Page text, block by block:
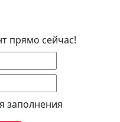
прямо сейчас!
заполнения